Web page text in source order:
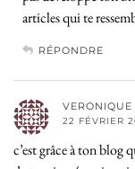
articles qui te
RÉPONDRE
VERONIQUE
22 FÉVRIER
c’est grâce à ton blog